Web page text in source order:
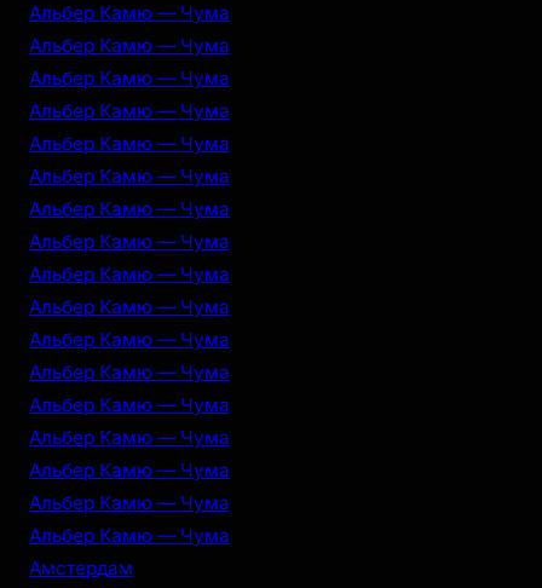
Альбер Камю — Чума
Альбер Камю — Чума
Альбер Камю — Чума
Альбер Камю — Чума
Альбер Камю — Чума
Альбер Камю — Чума
Альбер Камю — Чума
Альбер Камю — Чума
Альбер Камю — Чума
Альбер Камю — Чума
Альбер Камю — Чума
Альбер Камю — Чума
Альбер Камю — Чума
Альбер Камю — Чума
Альбер Камю — Чума
Альбер Камю — Чума
Альбер Камю — Чума
Амстердам